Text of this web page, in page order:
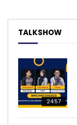
TALKSHOW
24:57